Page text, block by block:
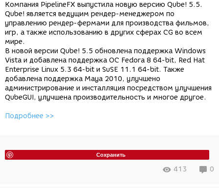
Компания PipelineFX выпустила новую версию Qube! 5.5.
Qube! является ведущим рендер-менеджером по
управлению рендер-фермами для производства фильмов,
игр, а также использованию в других сферах CG во всем
мире.
В новой версии Qube! 5.5 обновлена поддержка Windows
Vista и добавлена поддержка ОС Fedora 8 64-bit, Red Hat
Enterprise Linux 5.3 64-bit и SuSE 11.1 64-bit. Также
добавлена поддержка Maya 2010, улучшено
администрирование и инсталляция посредством улучшения
QubeGUI, улучшена производительность и многое другое.
Подробнее >>
Сохранить
413 0